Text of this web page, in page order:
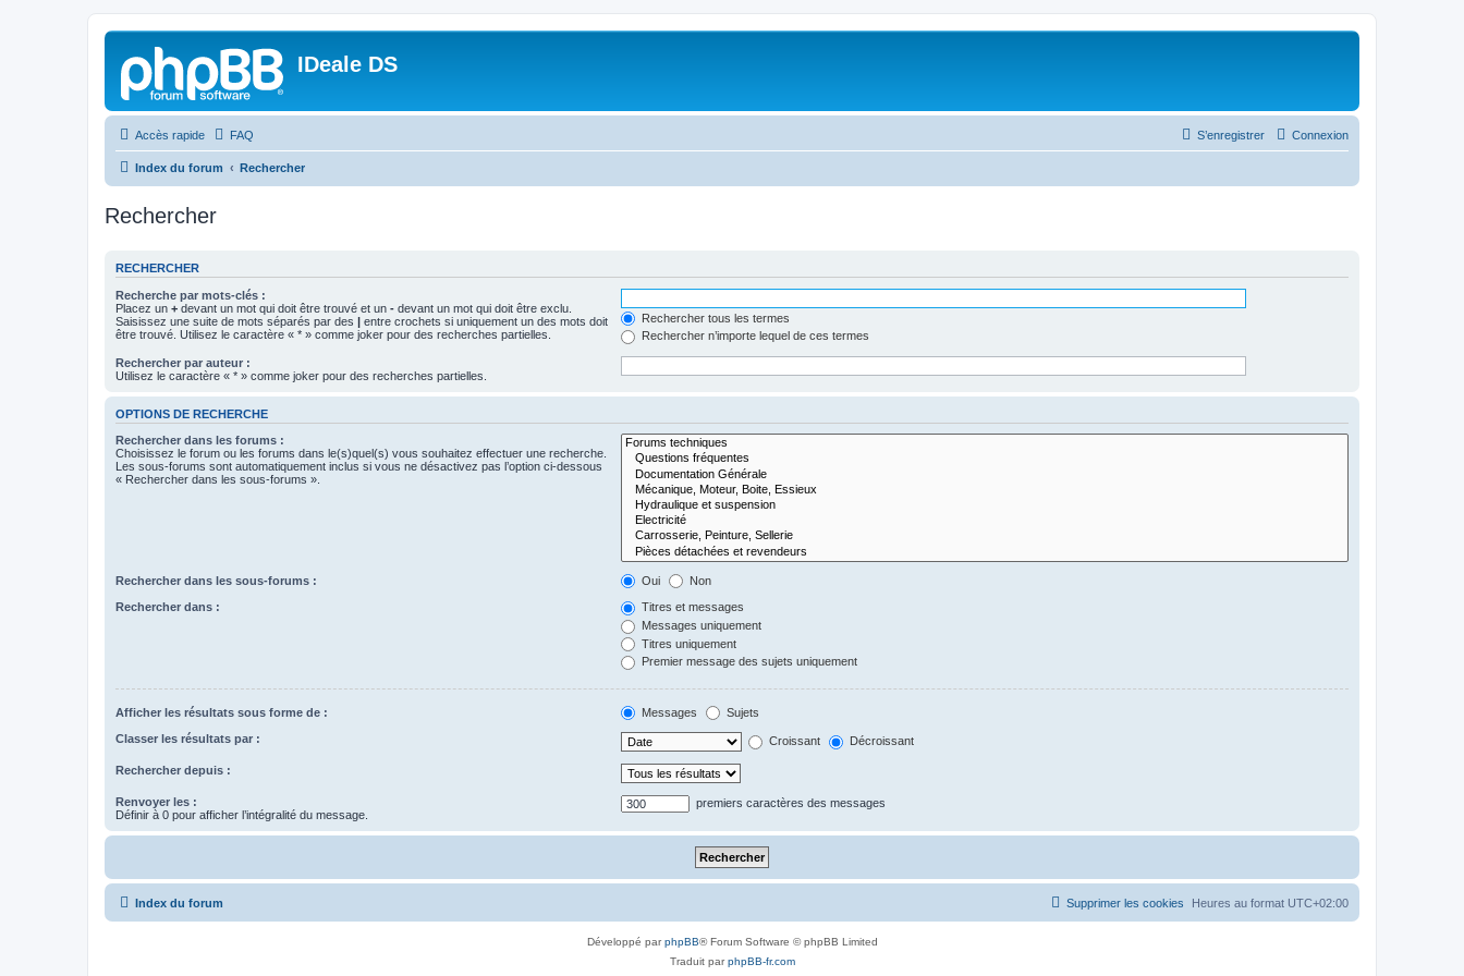
IDeale DS
Accès rapide FAQ Connexion
S’enregistrer
Index du forum Rechercher
Rechercher
RECHERCHER
Recherche par mots-clés :
Placez un + devant un mot qui doit être trouvé et un - devant un mot qui doit être exclu.
Saisissez une suite de mots séparés par des | entre crochets si uniquement un des mots doit
être trouvé. Utilisez le caractère « * » comme joker pour des recherches partielles.
Rechercher tous les termes
Rechercher n’importe lequel de ces termes
Rechercher par auteur :
Utilisez le caractère « * » comme joker pour des recherches partielles.
OPTIONS DE RECHERCHE
Rechercher dans les forums :
Choisissez le forum ou les forums dans le(s)quel(s) vous souhaitez effectuer une recherche.
Les sous-forums sont automatiquement inclus si vous ne désactivez pas l’option ci-dessous
« Rechercher dans les sous-forums ».
Rechercher dans les sous-forums : Oui Non
Rechercher dans :
Titres et messages
Messages uniquement
Titres uniquement
Premier message des sujets uniquement
Afficher les résultats sous forme de : Messages Sujets
Classer les résultats par : Croissant Décroissant
Rechercher depuis :
Renvoyer les :
Définir à 0 pour afficher l’intégralité du message.
premiers caractères des messages
Index du forum Heures au format UTC+02:00
Supprimer les cookies
Développé parphpBB® Forum Software © phpBB Limited
Traduit parphpBB-fr.com